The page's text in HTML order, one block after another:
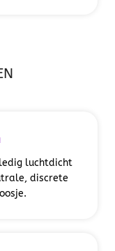
luchtdicht
discrete